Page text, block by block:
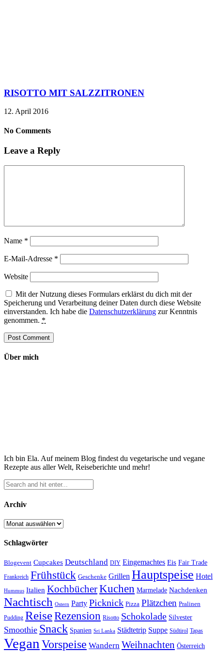
RISOTTO MIT SALZZITRONEN
12. April 2016
No Comments
Leave a Reply
Name *
E-Mail-Adresse *
Website
Mit der Nutzung dieses Formulars erklärst du dich mit der
Speicherung und Verarbeitung deiner Daten durch diese Website
einverstanden. Ich habe die Datenschutzerklärung zur Kenntnis
genommen. *
Über mich
Ich bin Ela. Auf meinem Blog findest du vegetarische und vegane
Rezepte aus aller Welt, Reiseberichte und mehr!
Archiv
Archiv
Schlagwörter
Blogevent Cupcakes Deutschland DIY Eingemachtes Eis Fair Trade
Frankreich Frühstück Geschenke Grillen Hauptspeise Hotel
Hummus Italien KochbücherKuchen Marmelade Nachdenken
Nachtisch Ostern Party Picknick Pizza Plätzchen Pralinen
Pudding ReiseRezension Risotto Schokolade Silvester
Smoothie Snack Spanien Sri Lanka Städtetrip Suppe Südtirol Tapas
Vegan Vorspeise Wandern Weihnachten Österreich